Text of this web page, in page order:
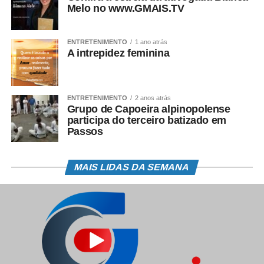
deputado federal Olavo Bilac.
Fonte:Agência Minas
COMENTE ABAIXO:
Melo no www.GMAIS.TV
ENTRETENIMENTO 1 ano atrás
A intrepidez feminina
ENTRETENIMENTO 2 anos atrás
Grupo de Capoeira alpinopolense
participa do terceiro batizado em
Passos
MAIS LIDAS DA SEMANA